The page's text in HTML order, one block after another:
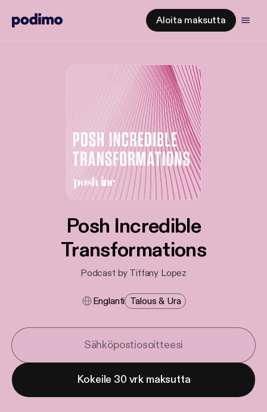
Aloita maksutta
Posh Incredible
Transformations
Podcast by Tiffany Lopez
Englanti Talous & Ura
Kokeile 30 vrk maksutta